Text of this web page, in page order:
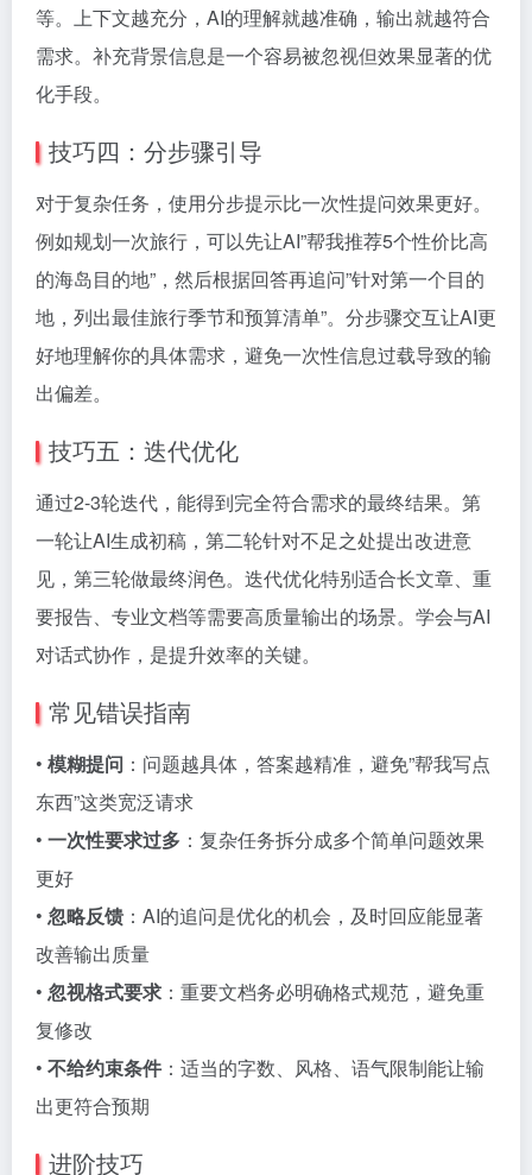
等。上下文越充分，AI的理解就越准确，输出就越符合
需求。补充背景信息是一个容易被忽视但效果显著的优
化手段。
技巧四：分步骤引导
对于复杂任务，使用分步提示比一次性提问效果更好。
例如规划一次旅行，可以先让AI”帮我推荐5个性价比高
的海岛目的地”，然后根据回答再追问”针对第一个目的
地，列出最佳旅行季节和预算清单”。分步骤交互让AI更
好地理解你的具体需求，避免一次性信息过载导致的输
出偏差。
技巧五：迭代优化
通过2-3轮迭代，能得到完全符合需求的最终结果。第
一轮让AI生成初稿，第二轮针对不足之处提出改进意
见，第三轮做最终润色。迭代优化特别适合长文章、重
要报告、专业文档等需要高质量输出的场景。学会与AI
对话式协作，是提升效率的关键。
常见错误指南
• 模糊提问 ：问题越具体，答案越精准，避免”帮我写点
东西”这类宽泛请求
• 一次性要求过多 ：复杂任务拆分成多个简单问题效果
更好
• 忽略反馈 ：AI的追问是优化的机会，及时回应能显著
改善输出质量
• 忽视格式要求 ：重要文档务必明确格式规范，避免重
复修改
• 不给约束条件 ：适当的字数、风格、语气限制能让输
出更符合预期
进阶技巧